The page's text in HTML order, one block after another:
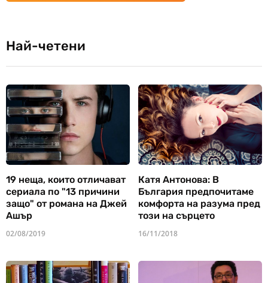
Най-четени
19 неща, които отличават
сериала по "13 причини
защо" от романа на Джей
Ашър
02/08/2019
Катя Антонова: В
България предпочитаме
комфорта на разума пред
този на сърцето
16/11/2018